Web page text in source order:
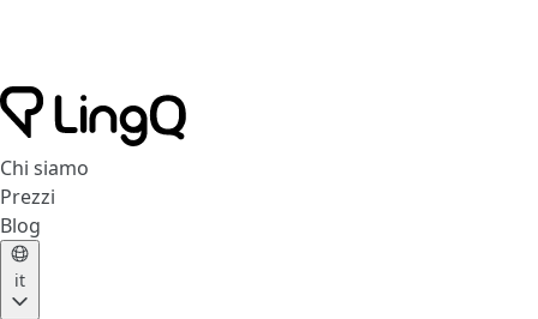
Chi siamo
Prezzi
Blog
it